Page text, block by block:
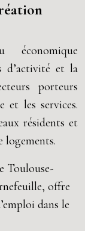
économique
d’activité et la
porteurs
et les services.
résidents et
logements.
Toulouse-
offre
dans le